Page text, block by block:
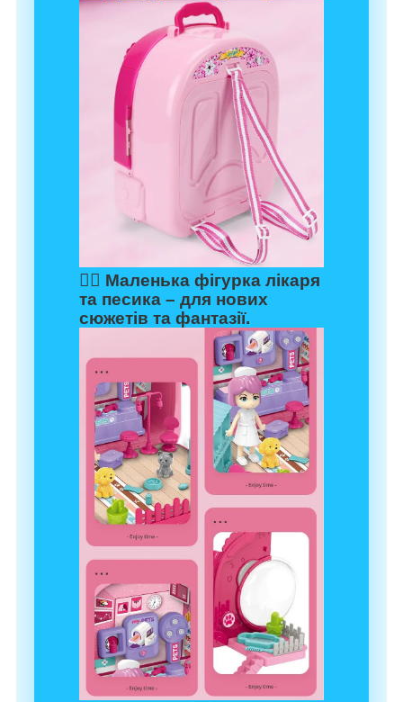
👩‍⚕️ Маленька фігурка лікаря
та песика – для нових
сюжетів та фантазії.